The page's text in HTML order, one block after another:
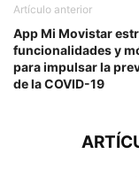
Artículo anterior
App Mi Movistar
funcionalidades y
para impulsar la
de la COVID-19